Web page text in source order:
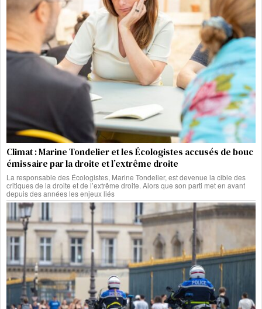
Climat : Marine Tondelier et les Écologistes accusés de bouc
émissaire par la droite et l’extrême droite
La responsable des Écologistes, Marine Tondelier, est devenue la cible des
critiques de la droite et de l’extrême droite. Alors que son parti met en avant
depuis des années les enjeux liés